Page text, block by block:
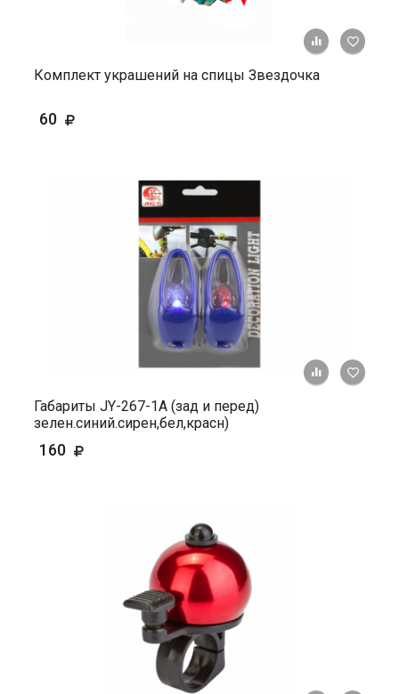
+ К
Комплект украшений на спицы Звездочка
60
+ К
Габариты JY-267-1A (зад и перед)
зелен.синий.сирен,бел,красн)
160